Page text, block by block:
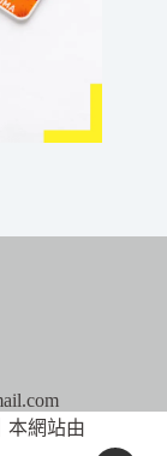
本網站由